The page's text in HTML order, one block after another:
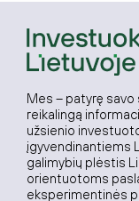
Mes – patyrę
reikalingą
užsienio
įgyvendinantiems
galimybių plėstis
orientuotoms
eksperimentinės